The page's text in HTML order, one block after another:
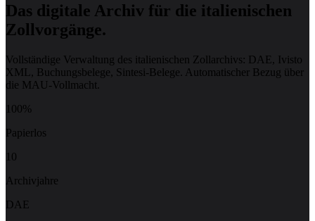
Das digitale Archiv für die italienischen
Zollvorgänge.
Vollständige Verwaltung des italienischen Zollarchivs: DAE, Ivisto
XML, Buchungsbelege, Sintesi-Belege. Automatischer Bezug über
die MAU-Vollmacht.
100%
Papierlos
10
Archivjahre
DAE